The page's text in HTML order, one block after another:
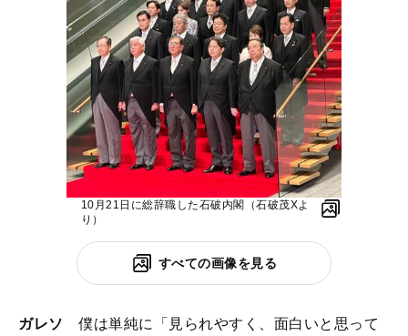
10月21日に総辞職した石破内閣（石破茂Xよ
り）
すべての画像を見る
ガレソ 僕は単純に「見られやすく、面白いと思って